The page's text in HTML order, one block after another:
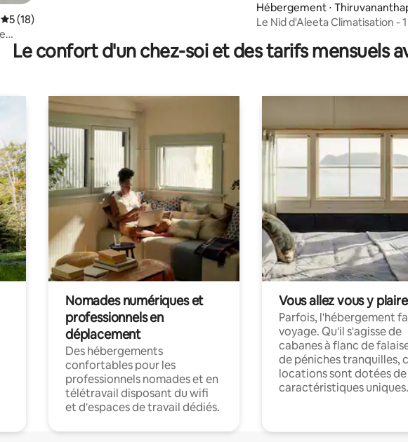
Évaluation moyenne sur la base de 18 commentaires : 5 sur 5
5 (18)
Hébergement ⋅
ram
Le Nid d'Aleeta Climatisation - 1 chambre,
célibataires
Le confort d'un chez-soi et des tarifs mensuels
Nomades numériques et
professionnels en
déplacement
Des hébergements
confortables pour les
professionnels nomades et en
télétravail disposant du wifi
et d'espaces de travail dédiés.
Vous allez vous y plaire
Parfois, l'hébergement
voyage. Qu'il s'agisse de
cabanes à flanc de
de péniches tranquilles,
locations sont dotées de
caractéristiques uniques.